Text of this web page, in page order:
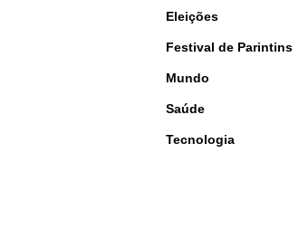
Eleições
Festival de Parintins
Mundo
Saúde
Tecnologia